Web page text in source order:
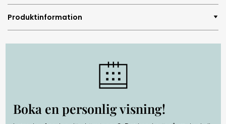
Produktinformation
Boka en personlig visning!